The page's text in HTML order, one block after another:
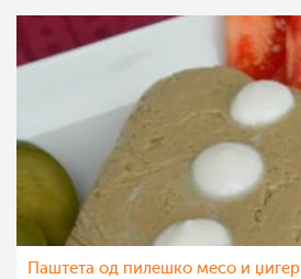
Паштета од пилешко месо и џигер